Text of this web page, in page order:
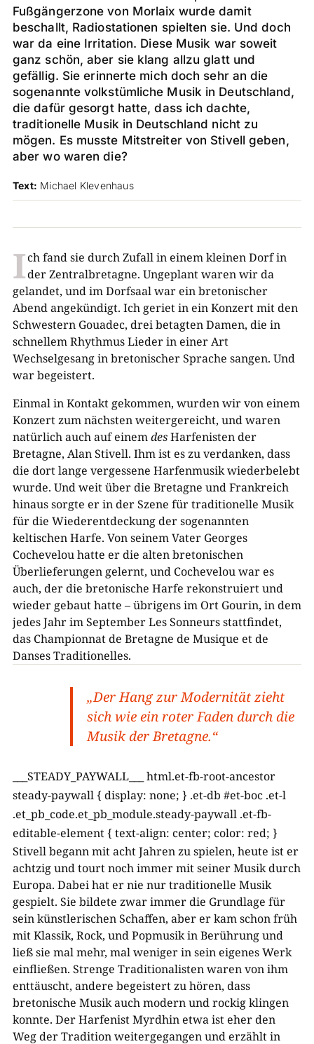
Fußgängerzone von Morlaix wurde damit
beschallt, Radiostationen spielten sie. Und doch
war da eine Irritation. Diese Musik war soweit
ganz schön, aber sie klang allzu glatt und
gefällig. Sie erinnerte mich doch sehr an die
sogenannte volkstümliche Musik in Deutschland,
die dafür gesorgt hatte, dass ich dachte,
traditionelle Musik in Deutschland nicht zu
mögen. Es musste Mitstreiter von Stivell geben,
aber wo waren die?
Text: Michael Klevenhaus
Ich fand sie durch Zufall in einem kleinen Dorf in
der Zentralbretagne. Ungeplant waren wir da
gelandet, und im Dorfsaal war ein bretonischer
Abend angekündigt. Ich geriet in ein Konzert mit den
Schwestern Gouadec, drei betagten Damen, die in
schnellem Rhythmus Lieder in einer Art
Wechselgesang in bretonischer Sprache sangen. Und
war begeistert.
Einmal in Kontakt gekommen, wurden wir von einem
Konzert zum nächsten weitergereicht, und waren
natürlich auch auf einemdesHarfenisten der
Bretagne, Alan Stivell. Ihm ist es zu verdanken, dass
die dort lange vergessene Harfenmusik wiederbelebt
wurde. Und weit über die Bretagne und Frankreich
hinaus sorgte er in der Szene für traditionelle Musik
für die Wiederentdeckung der sogenannten
keltischen Harfe. Von seinem Vater Georges
Cochevelou hatte er die alten bretonischen
Überlieferungen gelernt, und Cochevelou war es
auch, der die bretonische Harfe rekonstruiert und
wieder gebaut hatte – übrigens im Ort Gourin, in dem
jedes Jahr im September Les Sonneurs stattfindet,
das Championnat de Bretagne de Musique et de
Danses Traditionelles.
„Der Hang zur Modernität zieht
sich wie ein roter Faden durch die
Musik der Bretagne.“
___STEADY_PAYWALL___ html.et-fb-root-ancestor
steady-paywall { display: none; } .et-db #et-boc .et-l
.et_pb_code.et_pb_module.steady-paywall .et-fb-
editable-element { text-align: center; color: red; }
Stivell begann mit acht Jahren zu spielen, heute ist er
achtzig und tourt noch immer mit seiner Musik durch
Europa. Dabei hat er nie nur traditionelle Musik
gespielt. Sie bildete zwar immer die Grundlage für
sein künstlerischen Schaffen, aber er kam schon früh
mit Klassik, Rock, und Popmusik in Berührung und
ließ sie mal mehr, mal weniger in sein eigenes Werk
einfließen. Strenge Traditionalisten waren von ihm
enttäuscht, andere begeistert zu hören, dass
bretonische Musik auch modern und rockig klingen
konnte. Der Harfenist Myrdhin etwa ist eher den
Weg der Tradition weitergegangen und erzählt in